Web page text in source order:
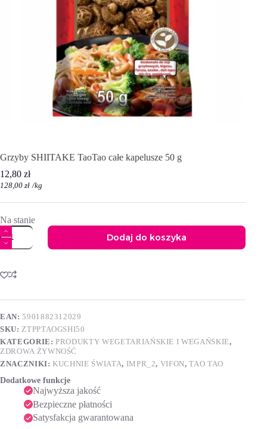
Grzyby SHIITAKE TaoTao całe kapelusze 50 g
12,80 zł
128,00 zł /kg
Na stanie
ilość
Grzyby
SHIITAKE
całe
kapelusze
g
Dodaj do koszyka
t
r
a
t
i
v
e
EAN:5901882312029
SKU: ZTPPTAOGSHI50
KATEGORIE:PRODUKTY WEGETARIAŃSKIE I WEGAŃSKIE,
ZDROWA ŻYWNOŚĆ
ZNACZNIKI:KUCHNIE ŚWIATA, IMPR_2, VIFON,TAO TAO
Dodatkowe funkcje
Najwyższa jakość
Bezpieczne płatności
Satysfakcja gwarantowana